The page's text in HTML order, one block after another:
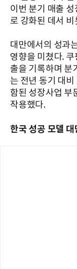
이번 분기 매출
로 강화된 데서
대만에서의 성과
영향을 미쳤다.
출을 기록하며 분
는 전년 동기 대
함된 성장사업 부
작용했다.
한국 성공 모델 대